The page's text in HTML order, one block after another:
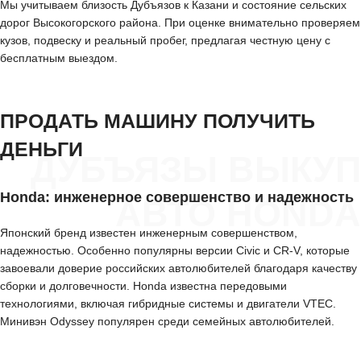
Мы учитываем близость Дубъязов к Казани и состояние сельских
дорог Высокогорского района. При оценке внимательно проверяем
кузов, подвеску и реальный пробег, предлагая честную цену с
бесплатным выездом.
ДУБЪЯЗЫ ВЫКУП
АВТО HONDA
ПРОДАТЬ МАШИНУ ПОЛУЧИТЬ
ДЕНЬГИ
Honda: инженерное совершенство и надежность
Японский бренд известен инженерным совершенством,
надежностью. Особенно популярны версии Civic и CR-V, которые
завоевали доверие российских автолюбителей благодаря качеству
сборки и долговечности. Honda известна передовыми
технологиями, включая гибридные системы и двигатели VTEC.
Минивэн Odyssey популярен среди семейных автолюбителей.